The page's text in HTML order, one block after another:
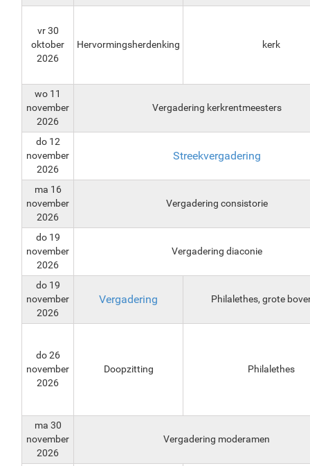
vr 30
oktober
2026
Hervormingsherdenking kerk
wo 11
november
2026
Vergadering kerkrentmeesters
do 12
november
2026
Streekvergadering
ma 16
november
2026
Vergadering consistorie
do 19
november
2026
Vergadering diaconie
do 19
november
2026
Vergadering Philalethes, grote
do 26
november
2026
Doopzitting Philalethes
ma 30
november
2026
Vergadering moderamen